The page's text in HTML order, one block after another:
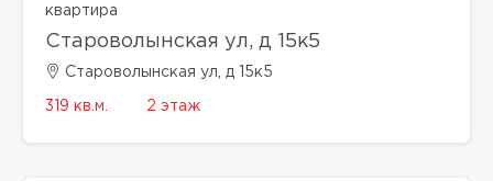
квартира
Староволынская ул, д 15к5
Староволынская ул, д 15к5
319 кв.м. 2 этаж